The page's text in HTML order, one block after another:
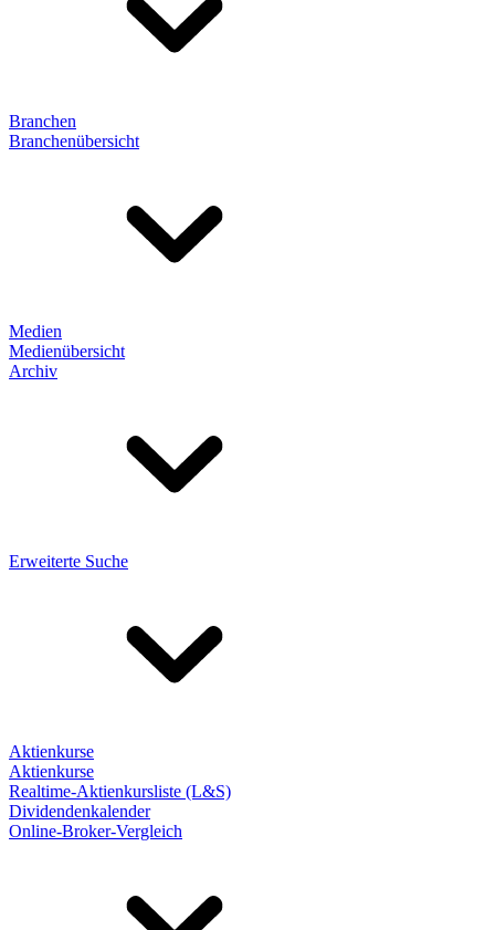
Branchen
Branchenübersicht
Medien
Medienübersicht
Archiv
Erweiterte Suche
Aktienkurse
Aktienkurse
Realtime-Aktienkursliste (L&S)
Dividendenkalender
Online-Broker-Vergleich